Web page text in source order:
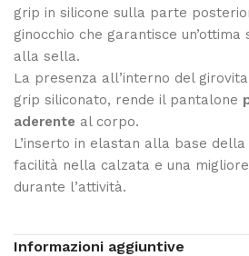
grip in silicone sulla parte
ginocchio che garantisce
alla sella.
La presenza all’interno del
grip siliconato, rende il pantalone
aderente al corpo.
L’inserto in elastan alla base
facilità nella calzata e una
durante l’attività.
Informazioni aggiuntive